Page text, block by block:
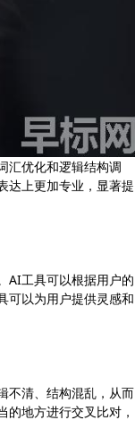
汇优化和逻辑结构调
达上更加专业，显著提
AI工具可以根据用户的
可以为用户提供灵感和
不清、结构混乱，从而
地方进行交叉比对，